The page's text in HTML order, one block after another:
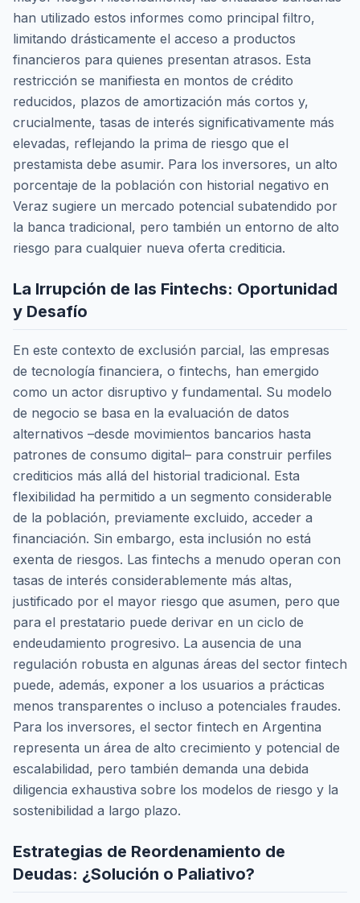
han utilizado estos informes como principal filtro,
limitando drásticamente el acceso a productos
financieros para quienes presentan atrasos. Esta
restricción se manifiesta en montos de crédito
reducidos, plazos de amortización más cortos y,
crucialmente, tasas de interés significativamente más
elevadas, reflejando la prima de riesgo que el
prestamista debe asumir. Para los inversores, un alto
porcentaje de la población con historial negativo en
Veraz sugiere un mercado potencial subatendido por
la banca tradicional, pero también un entorno de alto
riesgo para cualquier nueva oferta crediticia.
La Irrupción de las Fintechs: Oportunidad
y Desafío
En este contexto de exclusión parcial, las empresas
de tecnología financiera, o fintechs, han emergido
como un actor disruptivo y fundamental. Su modelo
de negocio se basa en la evaluación de datos
alternativos –desde movimientos bancarios hasta
patrones de consumo digital– para construir perfiles
crediticios más allá del historial tradicional. Esta
flexibilidad ha permitido a un segmento considerable
de la población, previamente excluido, acceder a
financiación. Sin embargo, esta inclusión no está
exenta de riesgos. Las fintechs a menudo operan con
tasas de interés considerablemente más altas,
justificado por el mayor riesgo que asumen, pero que
para el prestatario puede derivar en un ciclo de
endeudamiento progresivo. La ausencia de una
regulación robusta en algunas áreas del sector fintech
puede, además, exponer a los usuarios a prácticas
menos transparentes o incluso a potenciales fraudes.
Para los inversores, el sector fintech en Argentina
representa un área de alto crecimiento y potencial de
escalabilidad, pero también demanda una debida
diligencia exhaustiva sobre los modelos de riesgo y la
sostenibilidad a largo plazo.
Estrategias de Reordenamiento de
Deudas: ¿Solución o Paliativo?